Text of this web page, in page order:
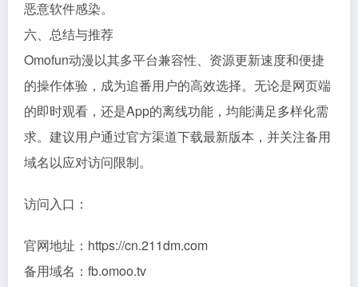
恶意软件感染。
六、总结与推荐
Omofun动漫以其多平台兼容性、资源更新速度和便捷
的操作体验，成为追番用户的高效选择。无论是网页端
的即时观看，还是App的离线功能，均能满足多样化需
求。建议用户通过官方渠道下载最新版本，并关注备用
域名以应对访问限制。
访问入口：
官网地址：https://cn.211dm.com
备用域名：fb.omoo.tv